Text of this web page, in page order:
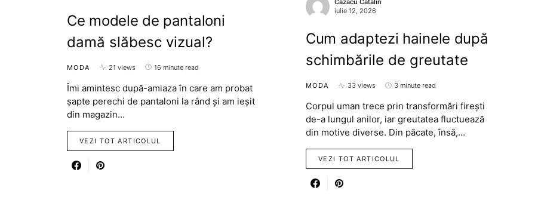
Ce modele de pantaloni
damă slăbesc vizual?
MODA 21 views 16 minute read
Îmi amintesc după-amiaza în care am probat
șapte perechi de pantaloni la rând și am ieșit
din magazin…
VEZI TOT ARTICOLUL
Cazacu Catalin
iulie 12, 2026
Cum adaptezi hainele după
schimbările de greutate
MODA 33 views 3 minute read
Corpul uman trece prin transformări firești
de-a lungul anilor, iar greutatea fluctuează
din motive diverse. Din păcate, însă,…
VEZI TOT ARTICOLUL